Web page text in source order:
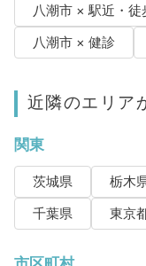
八潮市 × 駅近・徒
八潮市 × 健診
近隣のエリア
関東
茨城県 栃木
千葉県
東京